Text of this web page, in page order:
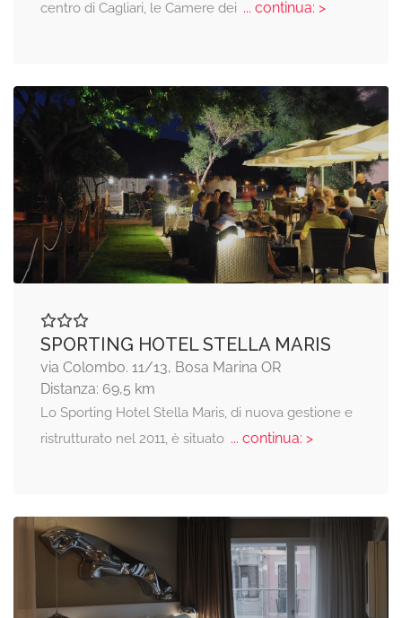
centro di Cagliari, le Camere dei ... continua: >
SPORTING HOTEL STELLA MARIS
via Colombo. 11/13, Bosa Marina OR
Distanza: 69,5 km
Lo Sporting Hotel Stella Maris, di nuova gestione e
ristrutturato nel 2011, è situato... continua: >